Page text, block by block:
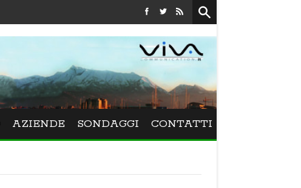
Festival La Versiliana - Maurizio Schweizer porta alla Versiliana
AZIENDE SONDAGGI CONTATTI